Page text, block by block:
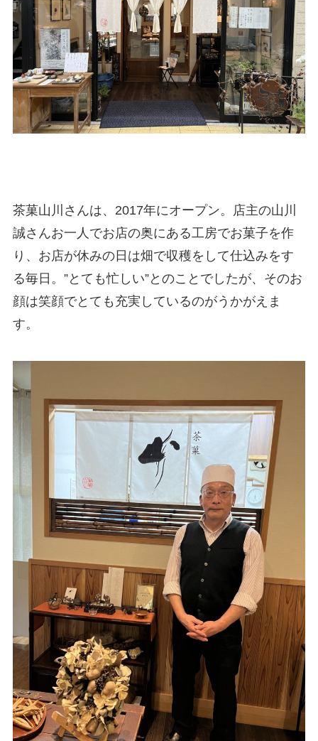
茶菓山川さんは、2017年にオープン。店主の山川
誠さんお一人でお店の奥にある工房でお菓子を作
り、お店が休みの日は畑で収穫をして仕込みをす
る毎日。”とても忙しい”とのことでしたが、そのお
顔は笑顔でとても充実しているのがうかがえま
す。